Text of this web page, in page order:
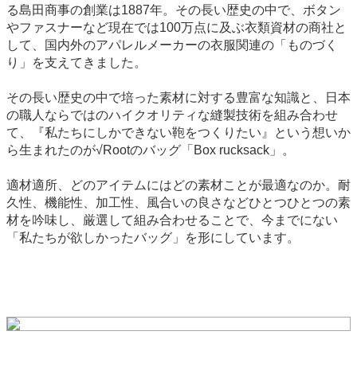
る島田商事の創業は1887年。その長い歴史の中で、ボタン
やファスナーなど現在では100万点に及ぶ衣類資材の商社と
して、国内外のアパレルメーカーの衣服関連の「ものづく
り」を支えてきました。
その長い歴史の中で培った素材に対する豊富な知識と、日本
の職人ならではのハイクオリティな縫製技術を組み合わせ
て、『私たちにしかできない鞄をつくりたい』という想いか
ら生まれたのが√Rootのバッグ「Box rucksack」。
適材適所、どのアイテムにはどの素材ことが最適なのか。耐
久性、機能性、加工性、風合いの良さなどひとつひとつの素
材を吟味し、厳選して組み合わせることで、今までにない
「私たちが欲しかったバッグ」を形にしています。